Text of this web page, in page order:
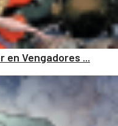
en Vengadores ...